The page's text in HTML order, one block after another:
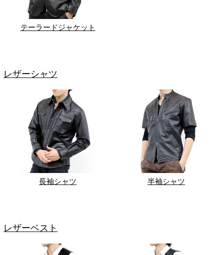
テーラードジャケット
レザーシャツ
長袖シャツ 半袖シャツ
レザーベスト